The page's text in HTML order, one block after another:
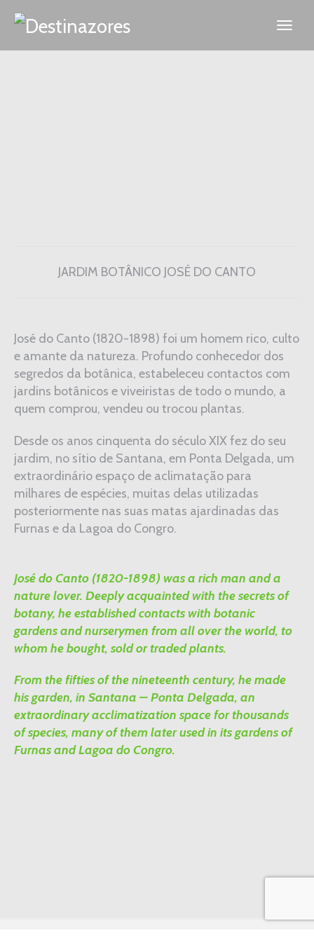
JARDIM BOTÂNICO JOSÉ DO CANTO
José do Canto (1820-1898) foi um homem rico, culto
e amante da natureza. Profundo conhecedor dos
segredos da botânica, estabeleceu contactos com
jardins botânicos e viveiristas de todo o mundo, a
quem comprou, vendeu ou trocou plantas.
Desde os anos cinquenta do século XIX fez do seu
jardim, no sítio de Santana, em Ponta Delgada, um
extraordinário espaço de aclimatação para
milhares de espécies, muitas delas utilizadas
posteriormente nas suas matas ajardinadas das
Furnas e da Lagoa do Congro.
José do Canto (1820-1898) was a rich man and a
nature lover. Deeply acquainted with the secrets of
botany, he established contacts with botanic
gardens and nurserymen from all over the world, to
whom he bought, sold or traded plants.
From the fifties of the nineteenth century, he made
his garden, in Santana – Ponta Delgada, an
extraordinary acclimatization space for thousands
of species, many of them later used in its gardens of
Furnas and Lagoa do Congro.